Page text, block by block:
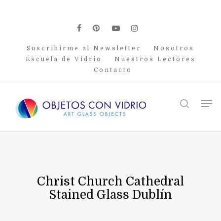
facebook
pinterest
youtubeinstagram
Suscribirme al Newsletter
Nosotros
Escuela de Vidrio
Nuestros Lectores
Contacto
search
Christ Church Cathedral
Stained Glass Dublín